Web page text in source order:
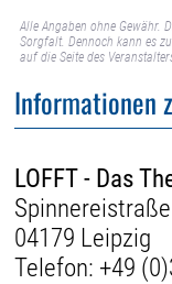
Alle Angaben ohne Gewähr.
Sorgfalt. Dennoch kann es
auf die Seite des
Informationen
LOFFT - Das
04179 Leipzig
Telefon: +49